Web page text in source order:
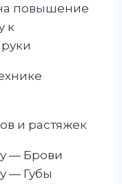
повышение
к
и растяжек
— Брови
— Губы